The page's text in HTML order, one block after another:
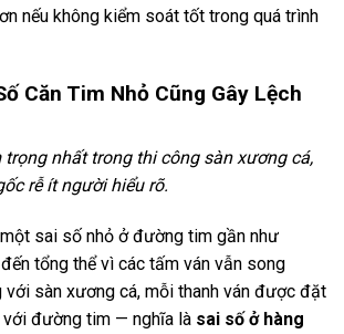
nếu không kiểm soát tốt trong quá trình
Căn Tim Nhỏ Cũng Gây Lệch
nhất trong thi công sàn xương cá,
rễ ít người hiểu rõ.
sai số nhỏ ở đường tim gần như
tổng thể vì các tấm ván vẫn song
với sàn xương cá, mỗi thanh ván được đặt
đường tim — nghĩa là sai số ở hàng